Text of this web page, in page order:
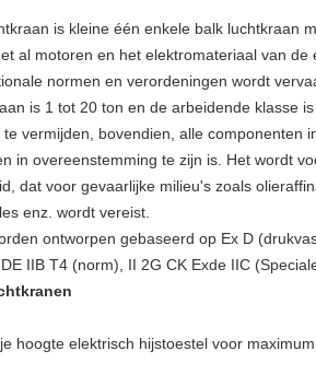
is kleine één enkele balk luchtkraan
al motoren en het elektromateriaal van
normen en verordeningen wordt
is 1 tot 20 ton en de arbeidende klasse
vermijden, bovendien, alle componenten
in overeenstemming te zijn is. Het wordt
dat voor gevaarlijke milieu's zoals
enz. wordt vereist.
ontworpen gebaseerd op Ex D
IIB T4 (norm), II 2G CK Exde IIC
hoogte elektrisch hijstoestel voor